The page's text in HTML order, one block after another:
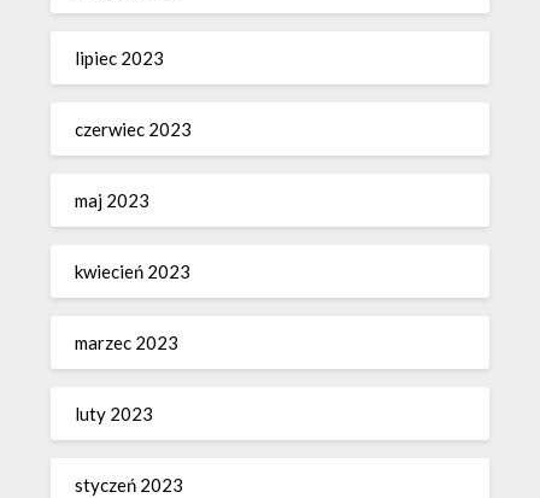
lipiec 2023
czerwiec 2023
maj 2023
kwiecień 2023
marzec 2023
luty 2023
styczeń 2023